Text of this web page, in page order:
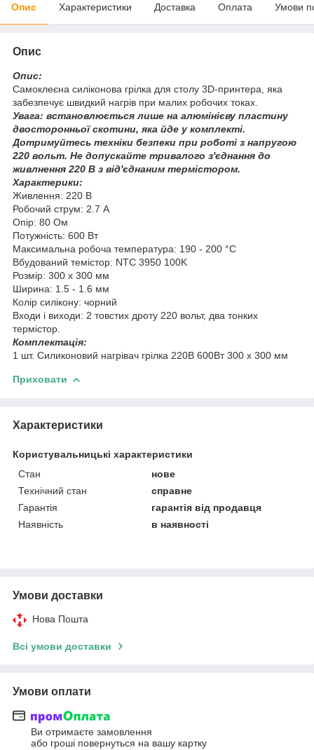
Опис Характеристики Доставка Оплата Умови
Опис
Опис:
Самоклеєна силіконова грілка для столу 3D-принтера, яка
забезпечує швидкий нагрів при малих робочих токах.
Увага: встановлюється лише на алюмінієву пластину
двосторонньої скотини, яка йде у комплекті.
Дотримуйтесь техніки безпеки при роботі з напругою
220 вольт. Не допускайте тривалого з'єднання до
живлнення 220 В з від'єднаним термістором.
Характерики:
Живлення: 220 В
Робочий струм: 2.7 А
Опір: 80 Ом
Потужність: 600 Вт
Максимальна робоча температура: 190 - 200 °C
Вбудований темістор: NTC 3950 100K
Розмір: 300 х 300 мм
Ширина: 1.5 - 1.6 мм
Колір силікону: чорний
Входи і виходи: 2 товстих дроту 220 вольт, два тонких
термістор.
Комплектація:
1 шт. Силиконовий нагрівач грілка 220В 600Вт 300 х 300 мм
Приховати
Характеристики
Користувальницькі характеристики
Стан
нове
Технічний стан
справне
Гарантія
гарантія від продавця
Наявність
в наявності
Умови доставки
Нова Пошта
Всі умови доставки
Умови оплати
Ви отримаєте замовлення
або гроші повернуться на вашу картку